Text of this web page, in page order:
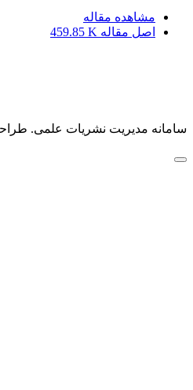
مشاهده مقاله
اصل مقاله 459.85 K
سامانه مدیریت نشریات علمی.